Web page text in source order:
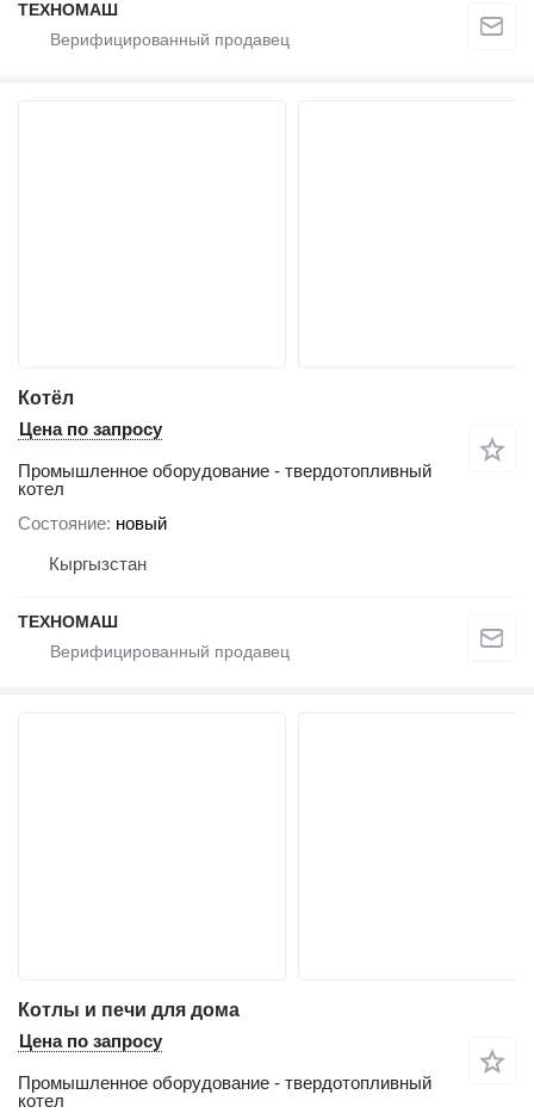
ТЕХНОМАШ
Котёл
Цена по запросу
Промышленное оборудование - твердотопливный
котел
Состояние новый
Кыргызстан
ТЕХНОМАШ
Котлы и печи для дома
Цена по запросу
Промышленное оборудование - твердотопливный
котел